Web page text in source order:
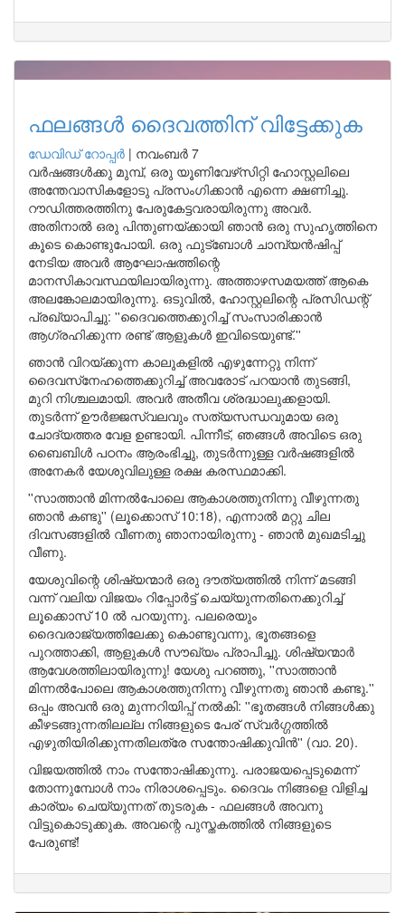
ഫലങ്ങള്‍ ദൈവത്തിന് വിട്ടേക്കുക
ഡേവിഡ് റോപ്പര്‍ | നവംബർ 7
വര്‍ഷങ്ങള്‍ക്കു മുമ്പ്, ഒരു യൂണിവേഴ്‌സിറ്റി ഹോസ്റ്റലിലെ
അന്തേവാസികളോടു പ്രസംഗിക്കാന്‍ എന്നെ ക്ഷണിച്ചു.
റൗഡിത്തരത്തിനു പേരുകേട്ടവരായിരുന്നു അവര്‍.
അതിനാല്‍ ഒരു പിന്തുണയ്ക്കായി ഞാന്‍ ഒരു സുഹൃത്തിനെ
കൂടെ കൊണ്ടുപോയി. ഒരു ഫുട്‌ബോള്‍ ചാമ്പ്യന്‍ഷിപ്പ്
നേടിയ അവര്‍ ആഘോഷത്തിന്റെ
മാനസികാവസ്ഥയിലായിരുന്നു. അത്താഴസമയത്ത് ആകെ
അലങ്കോലമായിരുന്നു. ഒടുവില്‍, ഹോസ്റ്റലിന്റെ പ്രസിഡന്റ്
പ്രഖ്യാപിച്ചു: ''ദൈവത്തെക്കുറിച്ച് സംസാരിക്കാന്‍
ആഗ്രഹിക്കുന്ന രണ്ട് ആളുകള്‍ ഇവിടെയുണ്ട്.''
ഞാന്‍ വിറയ്ക്കുന്ന കാലുകളില്‍ എഴുന്നേറ്റു നിന്ന്
ദൈവസ്‌നേഹത്തെക്കുറിച്ച് അവരോട് പറയാന്‍ തുടങ്ങി,
മുറി നിശ്ചലമായി. അവര്‍ അതീവ ശ്രദ്ധാലുക്കളായി.
തുടര്‍ന്ന് ഊര്‍ജ്ജസ്വലവും സത്യസന്ധവുമായ ഒരു
ചോദ്യത്തര വേള ഉണ്ടായി. പിന്നീട്, ഞങ്ങള്‍ അവിടെ ഒരു
ബൈബിള്‍ പഠനം ആരംഭിച്ചു, തുടര്‍ന്നുള്ള വര്‍ഷങ്ങളില്‍
അനേകര്‍ യേശുവിലുള്ള രക്ഷ കരസ്ഥമാക്കി.
''സാത്താന്‍ മിന്നല്‍പോലെ ആകാശത്തുനിന്നു വീഴുന്നതു
ഞാന്‍ കണ്ടു'' (ലൂക്കൊസ് 10:18), എന്നാല്‍ മറ്റു ചില
ദിവസങ്ങളില്‍ വീണതു ഞാനായിരുന്നു - ഞാന്‍ മുഖമടിച്ചു
വീണു.
യേശുവിന്റെ ശിഷ്യന്മാര്‍ ഒരു ദൗത്യത്തില്‍ നിന്ന് മടങ്ങി
വന്ന് വലിയ വിജയം റിപ്പോര്‍ട്ട് ചെയ്യുന്നതിനെക്കുറിച്ച്
ലൂക്കൊസ് 10 ല്‍ പറയുന്നു. പലരെയും
ദൈവരാജ്യത്തിലേക്കു കൊണ്ടുവന്നു, ഭൂതങ്ങളെ
പുറത്താക്കി, ആളുകള്‍ സൗഖ്യം പ്രാപിച്ചു. ശിഷ്യന്മാര്‍
ആവേശത്തിലായിരുന്നു! യേശു പറഞ്ഞു, ''സാത്താന്‍
മിന്നല്‍പോലെ ആകാശത്തുനിന്നു വീഴുന്നതു ഞാന്‍ കണ്ടു.''
ഒപ്പം അവന്‍ ഒരു മുന്നറിയിപ്പ് നല്‍കി: ''ഭൂതങ്ങള്‍ നിങ്ങള്‍ക്കു
കീഴടങ്ങുന്നതിലല്ല നിങ്ങളുടെ പേര് സ്വര്‍ഗ്ഗത്തില്‍
എഴുതിയിരിക്കുന്നതിലത്രേ സന്തോഷിക്കുവിന്‍'' (വാ. 20).
വിജയത്തില്‍ നാം സന്തോഷിക്കുന്നു. പരാജയപ്പെടുമെന്ന്
തോന്നുമ്പോള്‍ നാം നിരാശപ്പെടും. ദൈവം നിങ്ങളെ വിളിച്ച
കാര്യം ചെയ്യുന്നത് തുടരുക - ഫലങ്ങള്‍ അവനു
വിട്ടുകൊടുക്കുക. അവന്റെ പുസ്തകത്തില്‍ നിങ്ങളുടെ
പേരുണ്ട്!